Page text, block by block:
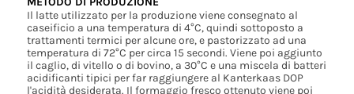
Il latte utilizzato per la produzione viene consegnato al
caseificio a una temperatura di 4°C, quindi sottoposto a
trattamenti termici per alcune ore, e pastorizzato ad una
temperatura di 72°C per circa 15 secondi. Viene poi aggiunto
il caglio, di vitello o di bovino, a 30°C e una miscela di batteri
acidificanti tipici per far raggiungere al Kanterkaas DOP
l'acidità desiderata. Il formaggio fresco ottenuto viene poi